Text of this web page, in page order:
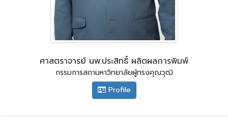
ศาสตราจารย์ นพ.ประสิทธิ์ ผลิตผลการพิมพ์
กรรมการสภามหาวิทยาลัยผู้ทรงคุณวุฒิ
Profile